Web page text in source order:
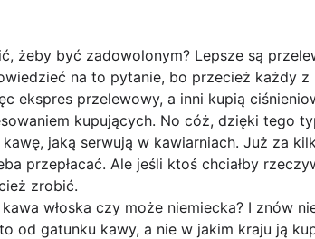
żeby być zadowolonym? Lepsze są
na to pytanie, bo przecież każdy z
ekspres przelewowy, a inni kupią
kupujących. No cóż, dzięki tego
jaką serwują w kawiarniach. Już za
przepłacać. Ale jeśli ktoś chciałby
zrobić.
włoska czy może niemiecka? I znów
od gatunku kawy, a nie w jakim kraju ją